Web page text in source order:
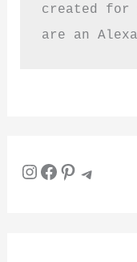
created
are an
InstagramFacebook Pinterest Telegram